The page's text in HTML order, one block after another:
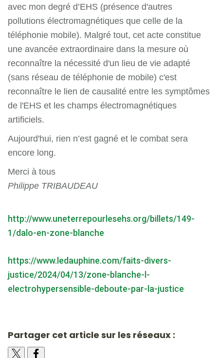
avec mon degré d’EHS (présence d'autres
pollutions électromagnétiques que celle de la
téléphonie mobile). Malgré tout, cet acte constitue
une avancée extraordinaire dans la mesure où
reconnaître la nécessité d'un lieu de vie adapté
(sans réseau de téléphonie de mobile) c'est
reconnaître le lien de causalité entre les symptômes
de l'EHS et les champs électromagnétiques
artificiels.
Aujourd'hui, rien n’est gagné et le combat sera
encore long.
Merci à tous
Philippe TRIBAUDEAU
http://www.uneterrepourlesehs.org/billets/149-
1/dalo-en-zone-blanche
https://www.ledauphine.com/faits-divers-
justice/2024/04/13/zone-blanche-l-
electrohypersensible-deboute-par-la-justice
Partager cet article sur les réseaux :